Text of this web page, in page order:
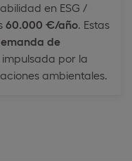
en ESG /
60.000 €/año. Estas
de
impulsada por la
ambientales.